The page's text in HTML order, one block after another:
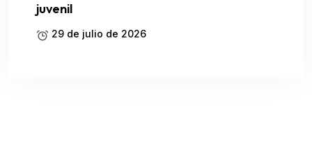
juvenil
29 de julio de 2026